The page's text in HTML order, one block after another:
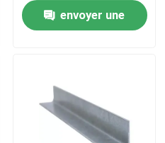
envoyer une